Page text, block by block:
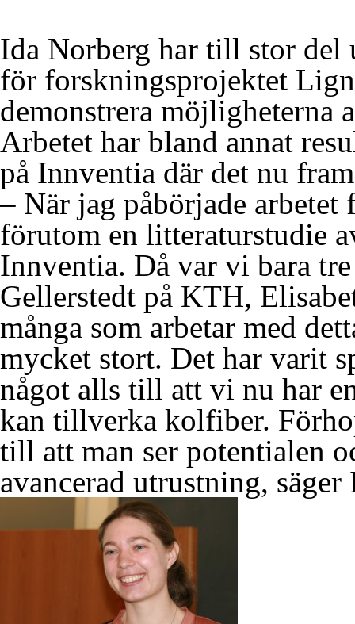
Ida Norberg har till stor del
för forskningsprojektet
demonstrera
Arbetet har bland annat
på Innventia där det nu
– När jag påbörjade arbetet
förutom en litteraturstudie
Innventia. Då var vi bara
Gellerstedt på KTH,
många som arbetar med
mycket stort. Det har varit
något alls till att vi nu har
kan tillverka kolfiber.
till att man ser potentialen
avancerad utrustning,